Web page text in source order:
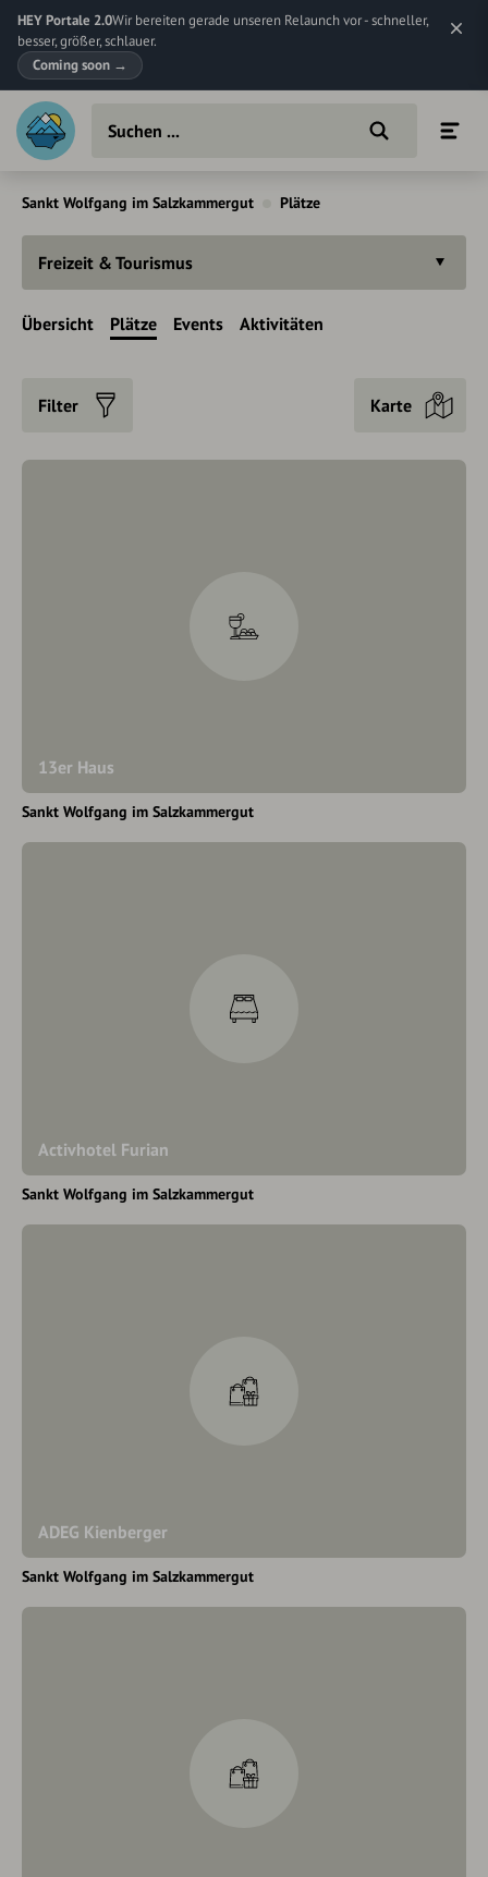
HEY Portale 2.0Wir bereiten gerade unseren Relaunch vor - schneller,
besser, größer, schlauer.
Coming soon →
Sankt Wolfgang im Salzkammergut Plätze
Freizeit & Tourismus
Übersicht Plätze Events Aktivitäten
Filter Karte
13er Haus
Sankt Wolfgang im Salzkammergut
Activhotel Furian
Sankt Wolfgang im Salzkammergut
ADEG Kienberger
Sankt Wolfgang im Salzkammergut